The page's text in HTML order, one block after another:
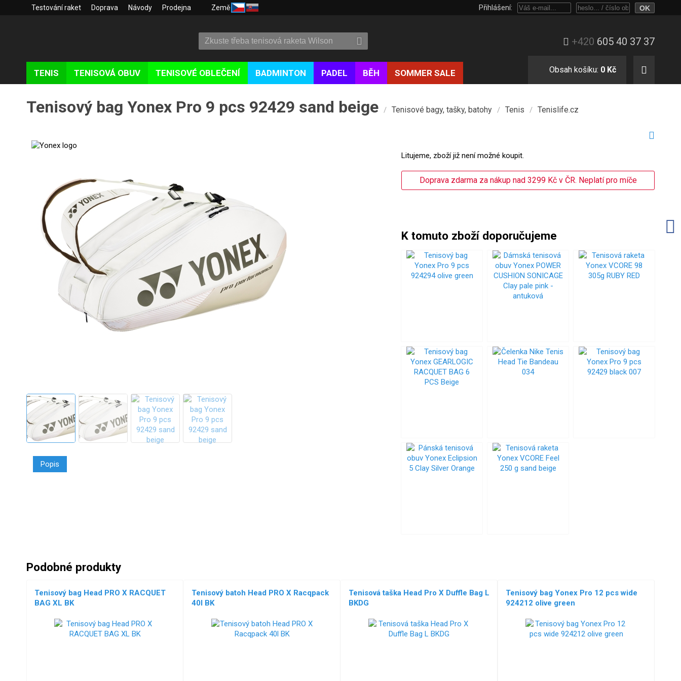
Testování raket Doprava Návody Prodejna Země Přihlášení:
+420 605 40 37 37
TENIS TENISOVÁ OBUV TENISOVÉ OBLEČENÍ BADMINTON PADEL BĚH SOMMER SALE Obsah košíku: 0 Kč
Tenisový bag Yonex Pro 9 pcs 92429 sand beige / Tenisové bagy, tašky, batohy / Tenis / Tenislife.cz
Popis
Litujeme, zboží již není možné koupit.
Doprava zdarma za nákup nad 3299 Kč v ČR. Neplatí pro míče
K tomuto zboží doporučujeme
Podobné produkty
Tenisový bag Head PRO X RACQUET
BAG XL BK
Tenisový batoh Head PRO X Racqpack
40l BK
Tenisová taška Head Pro X Duffle Bag L
BKDG
Tenisový bag Yonex Pro 12 pcs wide
924212 olive green